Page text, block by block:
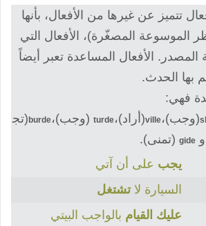
تتميز عن غيرها من الأفعال، بأنها
الموسوعة المصغّرة)، الأفعال التي
الأفعال المساعدة تعبر أيضاً
بها الحدث.
فهي:
(وجب)،ville(أراد)،turde (وجب)،burde(تج
gide (تمنى).
يجب على أن آتي
السيارة لا تشتغل
عليك القيام بالواجب البيتي